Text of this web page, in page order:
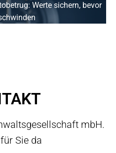
Werte sichern, bevor
mbH.
Sie da